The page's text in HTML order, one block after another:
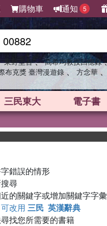
購物車 通知 5
東野圭吾 、 高希均教授回憶錄
布克獎 臺灣漫遊錄 、 方念華 、
三民東大 電子書
錯誤的情形
尋
的關鍵字或增加關鍵字字
改用 三民 英漢辭典
找您所需要的書籍